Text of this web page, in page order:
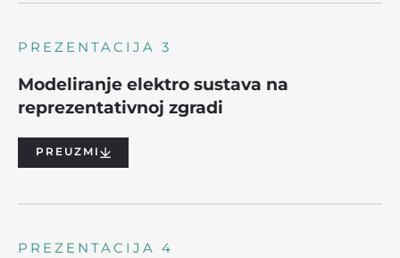
PREZENTACIJA 3
Modeliranje elektro sustava na
reprezentativnoj zgradi
PREUZMI
PREZENTACIJA 4